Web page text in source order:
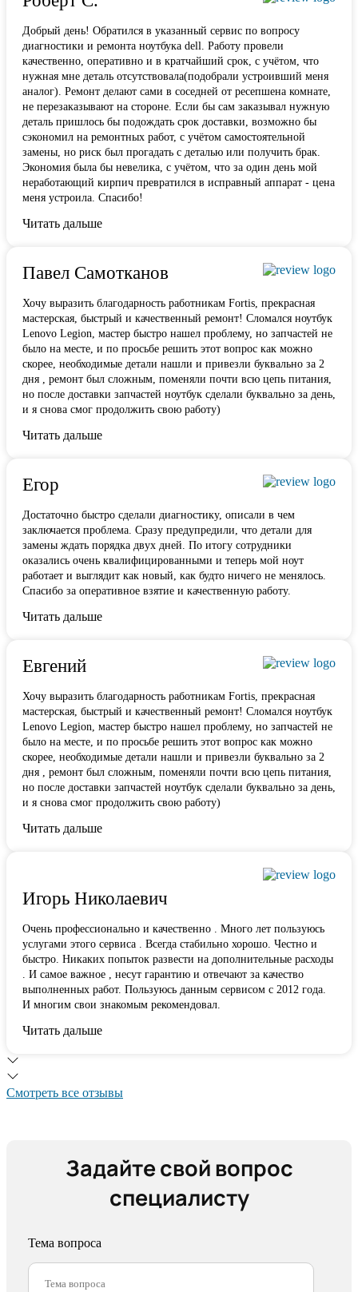
Добрый день! Обратился в указанный сервис по вопросу
диагностики и ремонта ноутбука dell. Работу провели
качественно, оперативно и в кратчайший срок, с учётом, что
нужная мне деталь отсутствовала(подобрали устроивший меня
аналог). Ремонт делают сами в соседней от ресепшена комнате,
не перезаказывают на стороне. Если бы сам заказывал нужную
деталь пришлось бы подождать срок доставки, возможно бы
сэкономил на ремонтных работ, с учётом самостоятельной
замены, но риск был прогадать с деталью или получить брак.
Экономия была бы невелика, с учётом, что за один день мой
неработающий кирпич превратился в исправный аппарат - цена
меня устроила. Спасибо!
Читать дальше
Павел Самотканов
Хочу выразить благодарность работникам Fortis, прекрасная
мастерская, быстрый и качественный ремонт! Сломался ноутбук
Lenovo Legion, мастер быстро нашел проблему, но запчастей не
было на месте, и по просьбе решить этот вопрос как можно
скорее, необходимые детали нашли и привезли буквально за 2
дня , ремонт был сложным, поменяли почти всю цепь питания,
но после доставки запчастей ноутбук сделали буквально за день,
и я снова смог продолжить свою работу)
Читать дальше
Егор
Достаточно быстро сделали диагностику, описали в чем
заключается проблема. Сразу предупредили, что детали для
замены ждать порядка двух дней. По итогу сотрудники
оказались очень квалифицированными и теперь мой ноут
работает и выглядит как новый, как будто ничего не менялось.
Спасибо за оперативное взятие и качественную работу.
Читать дальше
Евгений
Хочу выразить благодарность работникам Fortis, прекрасная
мастерская, быстрый и качественный ремонт! Сломался ноутбук
Lenovo Legion, мастер быстро нашел проблему, но запчастей не
было на месте, и по просьбе решить этот вопрос как можно
скорее, необходимые детали нашли и привезли буквально за 2
дня , ремонт был сложным, поменяли почти всю цепь питания,
но после доставки запчастей ноутбук сделали буквально за день,
и я снова смог продолжить свою работу)
Читать дальше
Игорь Николаевич
Очень профессионально и качественно . Много лет пользуюсь
услугами этого сервиса . Всегда стабильно хорошо. Честно и
быстро. Никаких попыток развести на дополнительные расходы
. И самое важное , несут гарантию и отвечают за качество
выполненных работ. Пользуюсь данным сервисом с 2012 года.
И многим свои знакомым рекомендовал.
Читать дальше
Смотреть все отзывы
Задайте свой вопрос
специалисту
Тема вопроса